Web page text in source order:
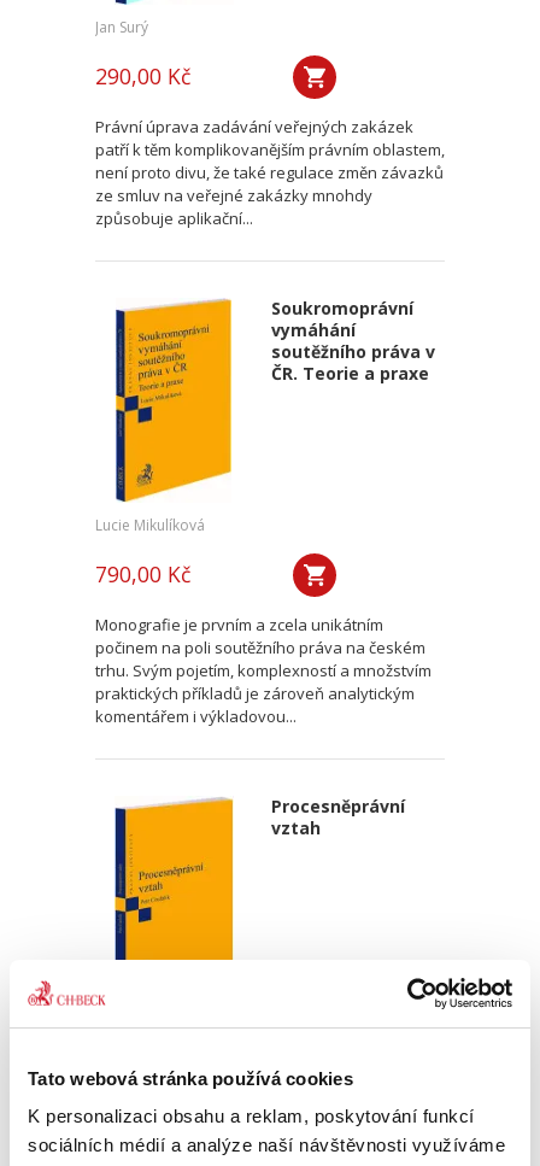
Tato webová stránka používá cookies
K personalizaci obsahu a reklam, poskytování funkcí
sociálních médií a analýze naší návštěvnosti využíváme
Jan Surý
290,00 Kč
Právní úprava zadávání veřejných zakázek
patří k těm komplikovanějším právním oblastem,
není proto divu, že také regulace změn závazků
ze smluv na veřejné zakázky mnohdy
způsobuje aplikační...
Soukromoprávní
vymáhání
soutěžního práva v
ČR. Teorie a praxe
Lucie Mikulíková
790,00 Kč
Monografie je prvním a zcela unikátním
počinem na poli soutěžního práva na českém
trhu. Svým pojetím, komplexností a množstvím
praktických příkladů je zároveň analytickým
komentářem i výkladovou...
Procesněprávní
vztah
Petr Coufalík
390,00 Kč
Předkládaná publikace je po velmi dlouhé době
ucelenou monografií, která se dopodrobna